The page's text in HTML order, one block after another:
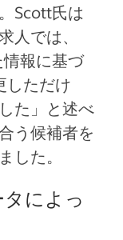
Scott氏は
人では、
報に基づ
しただけ
た」と述べ
う候補者を
した。
によっ